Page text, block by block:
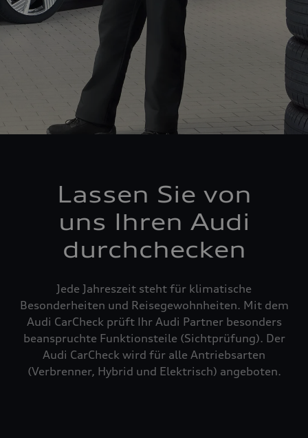
Lassen Sie von
uns Ihren Audi
durchchecken
Jede Jahreszeit steht für klimatische
Besonderheiten und Reisegewohnheiten. Mit dem
Audi CarCheck prüft Ihr Audi Partner besonders
beanspruchte Funktionsteile (Sichtprüfung). Der
Audi CarCheck wird für alle Antriebsarten
(Verbrenner, Hybrid und Elektrisch) angeboten.